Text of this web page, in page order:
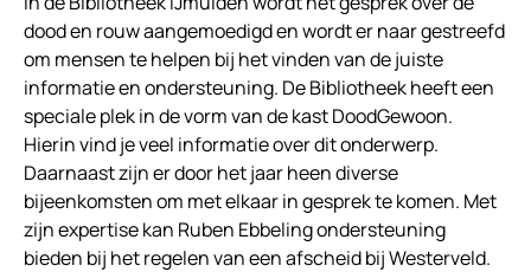
dood en rouw aangemoedigd en wordt er naar gestreefd
om mensen te helpen bij het vinden van de juiste
informatie en ondersteuning. De Bibliotheek heeft een
speciale plek in de vorm van de kast DoodGewoon.
Hierin vind je veel informatie over dit onderwerp.
Daarnaast zijn er door het jaar heen diverse
bijeenkomsten om met elkaar in gesprek te komen. Met
zijn expertise kan Ruben Ebbeling ondersteuning
bieden bij het regelen van een afscheid bij Westerveld.